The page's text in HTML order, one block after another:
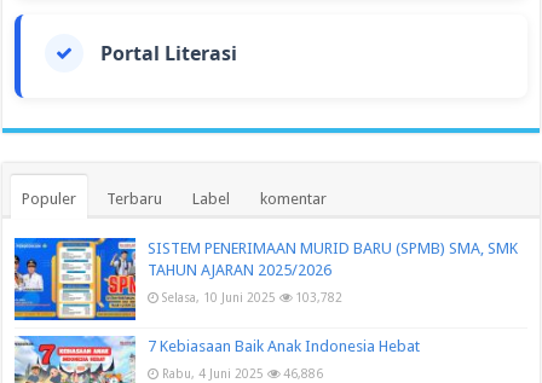
Portal Literasi
Populer Terbaru Label komentar
SISTEM PENERIMAAN MURID BARU (SPMB) SMA, SMK
TAHUN AJARAN 2025/2026
Selasa, 10 Juni 2025 103,782
7 Kebiasaan Baik Anak Indonesia Hebat
Rabu, 4 Juni 2025 46,886